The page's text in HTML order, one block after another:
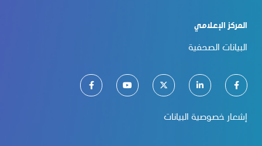
المركز الإعلامي
البيانات الصحفية
إشعار خصوصية البيانات